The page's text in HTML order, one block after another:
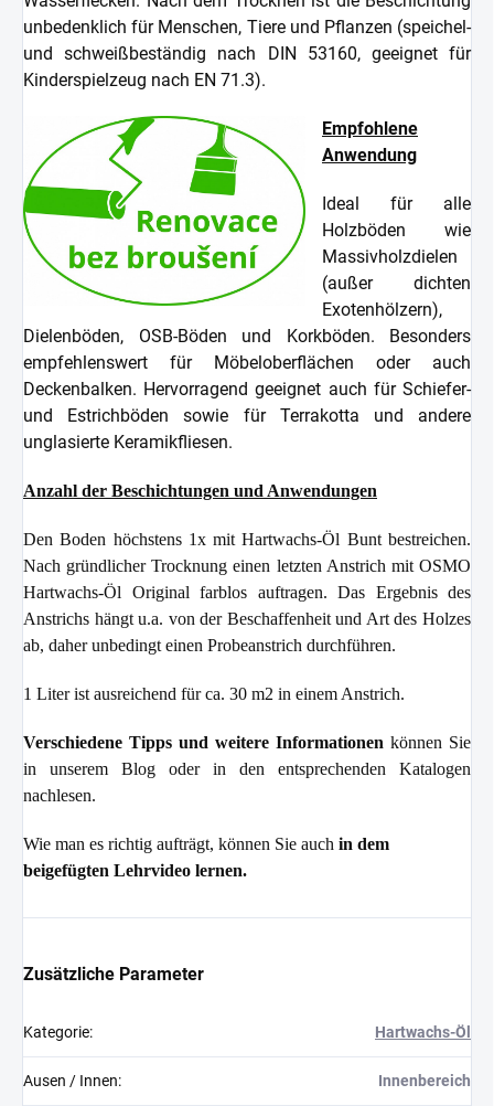
unbedenklich für Menschen, Tiere und Pflanzen (speichel-
und schweißbeständig nach DIN 53160, geeignet für
Kinderspielzeug nach EN 71.3).
Empfohlene
Anwendung
Ideal für alle
Holzböden wie
Massivholzdielen
(außer dichten
Exotenhölzern),
Dielenböden, OSB-Böden und Korkböden. Besonders
empfehlenswert für Möbeloberflächen oder auch
Deckenbalken. Hervorragend geeignet auch für Schiefer-
und Estrichböden sowie für Terrakotta und andere
unglasierte Keramikfliesen.
Anzahl der Beschichtungen und Anwendungen
Den Boden höchstens 1x mit Hartwachs-Öl Bunt bestreichen.
Nach gründlicher Trocknung einen letzten Anstrich mit OSMO
Hartwachs-Öl Original farblos auftragen. Das Ergebnis des
Anstrichs hängt u.a. von der Beschaffenheit und Art des Holzes
ab, daher unbedingt einen Probeanstrich durchführen.
1 Liter ist ausreichend für ca. 30 m2 in einem Anstrich.
Verschiedene Tipps und weitere Informationen können Sie
in unserem Blog oder in den entsprechenden Katalogen
nachlesen.
Wie man es richtig aufträgt, können Sie auch in dem
beigefügten Lehrvideo lernen.
Zusätzliche Parameter
Kategorie: Hartwachs-Öl
Ausen / Innen: Innenbereich